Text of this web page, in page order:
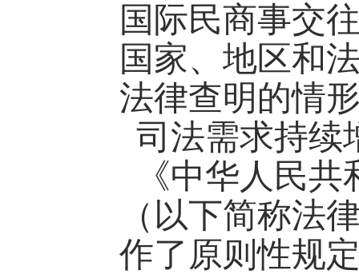
国际民商事交
国家、地区和
法律查明的情
司法需求持续
《中华人民
（以下简称法
作了原则性规